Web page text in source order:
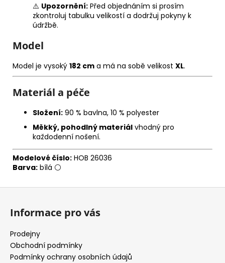
⚠️ Upozornění: Před objednáním si prosím
zkontroluj tabulku velikostí a dodržuj pokyny k
údržbě.
Model
Model je vysoký 182 cm a má na sobě velikost XL.
Materiál a péče
Složení: 90 % bavlna, 10 % polyester
Měkký, pohodlný materiál vhodný pro
každodenní nošení.
Modelové číslo: HOB 26036
Barva: bílá ⚪
Z
Informace pro vás
Prodejny
Obchodní podmínky
Podmínky ochrany osobních údajů